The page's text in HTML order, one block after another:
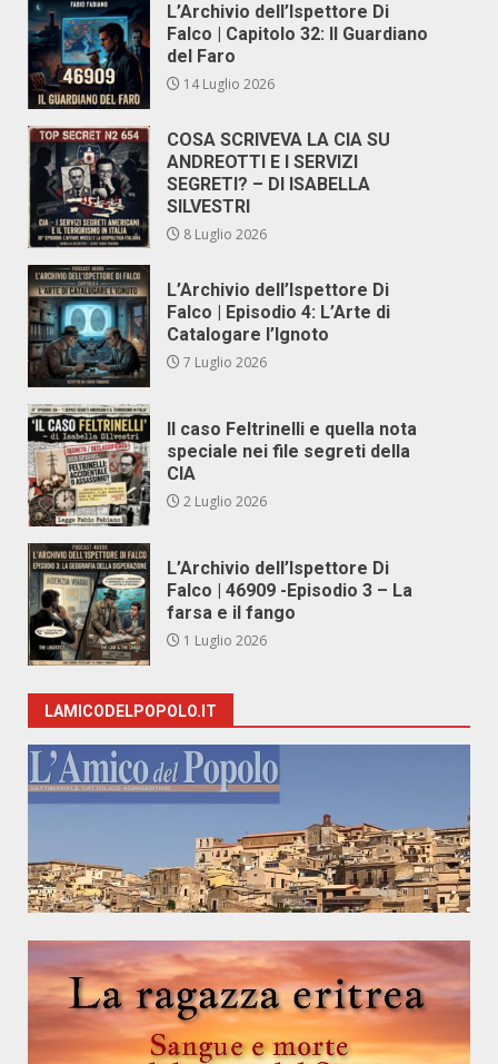
L’Archivio dell’Ispettore Di
Falco | Capitolo 32: Il Guardiano
del Faro
14 Luglio 2026
COSA SCRIVEVA LA CIA SU
ANDREOTTI E I SERVIZI
SEGRETI? – DI ISABELLA
SILVESTRI
8 Luglio 2026
L’Archivio dell’Ispettore Di
Falco | Episodio 4: L’Arte di
Catalogare l’Ignoto
7 Luglio 2026
Il caso Feltrinelli e quella nota
speciale nei file segreti della
CIA
2 Luglio 2026
L’Archivio dell’Ispettore Di
Falco | 46909 -Episodio 3 – La
farsa e il fango
1 Luglio 2026
LAMICODELPOPOLO.IT